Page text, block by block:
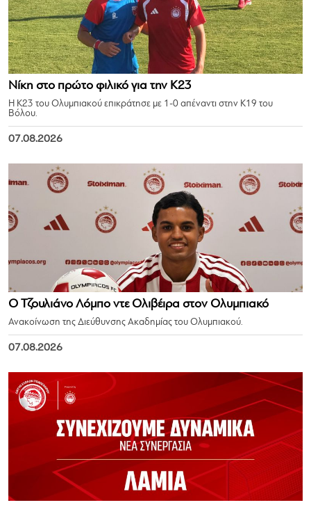
Νίκη στο πρώτο φιλικό για την Κ23
Η Κ23 του Ολυμπιακού επικράτησε με 1-0 απέναντι στην Κ19 του
Βόλου.
07.08.2026
Ο Τζουλιάνο Λόμπο ντε Ολιβέιρα στον Ολυμπιακό
Ανακοίνωση της Διεύθυνσης Ακαδημίας του Ολυμπιακού.
07.08.2026